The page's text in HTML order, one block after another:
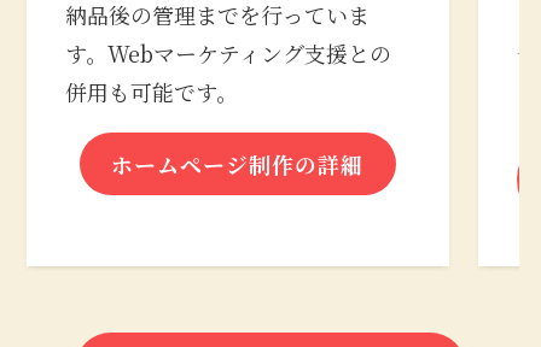
納品後の管理までを行っていま
す。Webマーケティング支援との
併用も可能です。
ホームページ制作の詳細